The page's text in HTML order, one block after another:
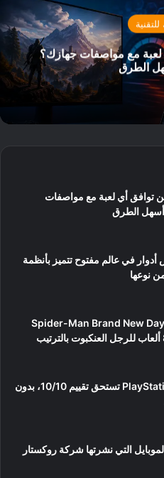
مع مواصفات جهازك؟
الطرق
توافق أي لعبة مع مواصفات
الطرق
أدوار في عالم مفتوح تتميز بأنظمة
نوعها
بمناسبة فيلم Spider-Man Brand New Day
15 لعبة PlayStation 2 تستحق تقييم 10/10، بدون
التي نشرتها شركة روكستار